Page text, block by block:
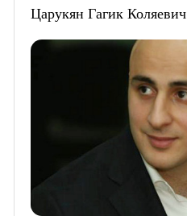
Царукян Гагик Коляевич